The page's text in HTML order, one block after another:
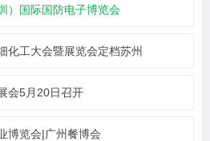
）国际国防电子博览会
化工大会暨展览会定档苏州
会5月20日召开
博览会|广州餐博会